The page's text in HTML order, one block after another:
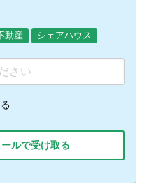
動産 シェアハウス
ルで受け取る